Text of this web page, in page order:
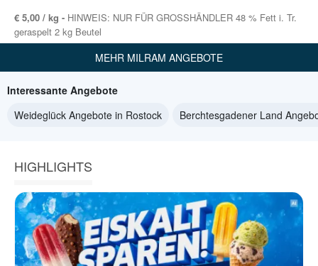
€ 5,00 / kg - HINWEIS: NUR FÜR GROSSHÄNDLER 48 % Fett i. Tr.
geraspelt 2 kg Beutel
MEHR MILRAM ANGEBOTE
Interessante Angebote
Weideglück Angebote in Rostock
Berchtesgadener Land
HIGHLIGHTS